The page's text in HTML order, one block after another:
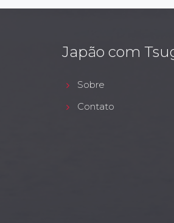
Japão com
Sobre
Contato